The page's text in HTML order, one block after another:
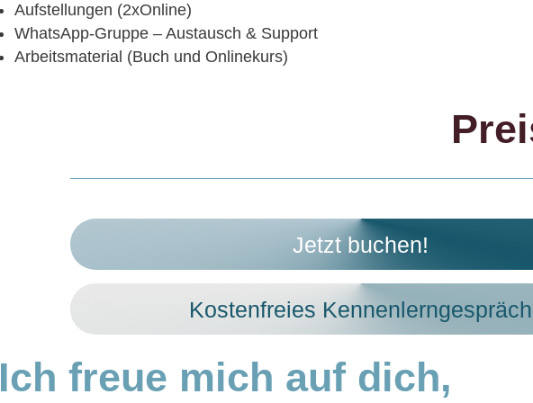
Aufstellungen (2xOnline)
WhatsApp-Gruppe – Austausch & Support
Arbeitsmaterial (Buch und Onlinekurs)
Jetzt buchen!
Kostenfreies Kennenlerngespräch
Ich freue mich auf dich,